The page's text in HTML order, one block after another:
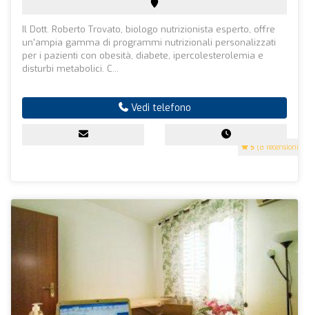
5 (8 recensioni)
Il Dott. Roberto Trovato, biologo nutrizionista esperto, offre
un'ampia gamma di programmi nutrizionali personalizzati
per i pazienti con obesità, diabete, ipercolesterolemia e
disturbi metabolici. C...
Vedi telefono